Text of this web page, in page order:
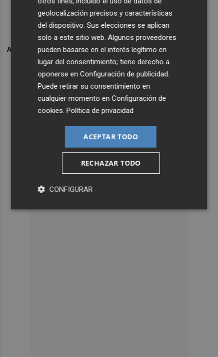
ARCHIVADO EN UMA
geolocalización precisos y características
del dispositivo. Sus elecciones se aplican
solo a este sitio web. Algunos proveedores
pueden basarse en el interés legítimo en
lugar del consentimiento; tiene derecho a
oponerse enConfiguración de publicidad.
Puede retirar su consentimiento en
cualquier momento enConfiguración de
cookies.Política de privacidad
ACEPTAR TODO
RECHAZAR TODO
CONFIGURAR